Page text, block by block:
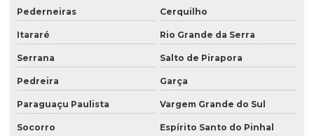
Limpeza terceirizada
Limpeza de vidro predial
Limpeza de vidros em altura
Pederneiras Cerquilho
Itararé Rio Grande da Serra
Serrana Salto de Pirapora
Pedreira Garça
Paraguaçu Paulista Vargem Grande do Sul
Socorro Espírito Santo do Pinhal